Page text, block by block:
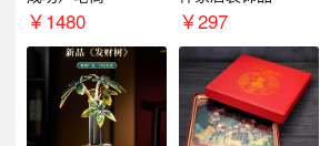
￥1480 ￥297